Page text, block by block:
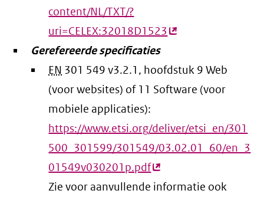
content/NL/TXT/?
uri=CELEX:32018D1523 (externe
Gerefereerde specificaties
EN 301 549 v3.2.1, hoofdstuk 9 Web
(voor websites) of 11 Software (voor
mobiele applicaties):
https://www.etsi.org/deliver/etsi_en/301
500_301599/301549/03.02.01_60/en_3
01549v030201p.pdf(externe
link)
Zie voor aanvullende informatie ook